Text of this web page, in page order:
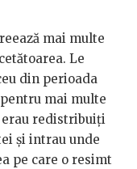
mai multe
Le
din perioada
mai multe
erau redistribuiți
și intrau unde
pe care o resimt